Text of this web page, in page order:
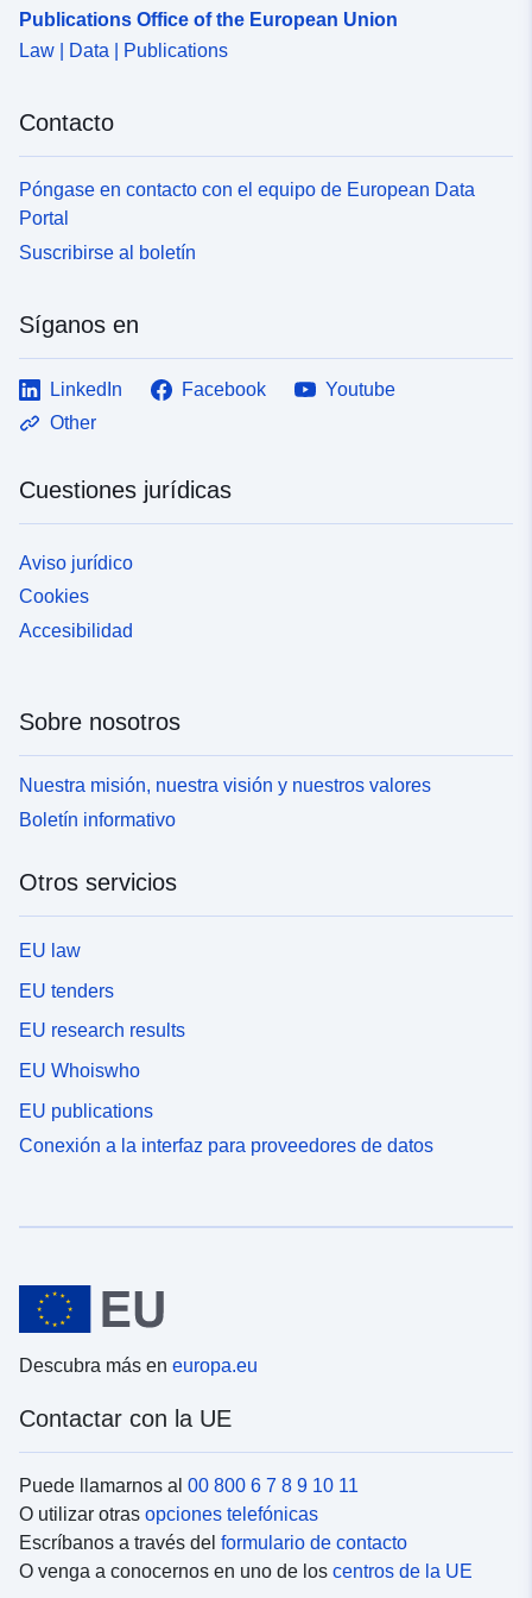
Publications Office of the European Union
Law | Data | Publications
Contacto
Póngase en contacto con el equipo de European Data
Portal
Suscribirse al boletín
Síganos en
LinkedIn Facebook
Youtube
Other
Cuestiones jurídicas
Aviso jurídico
Cookies
Accesibilidad
Sobre nosotros
Nuestra misión, nuestra visión y nuestros valores
Boletín informativo
Otros servicios
EU law
EU tenders
EU research results
EU Whoiswho
EU publications
Conexión a la interfaz para proveedores de datos
Descubra más en europa.eu
Contactar con la UE
Puede llamarnos al 00 800 6 7 8 9 10 11
O utilizar otras opciones telefónicas
Escríbanos a través del formulario de contacto
O venga a conocernos en uno de los centros de la UE